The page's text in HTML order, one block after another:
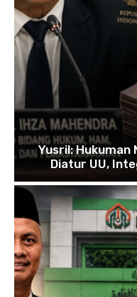
Yusril: Hukuman
Diatur UU,